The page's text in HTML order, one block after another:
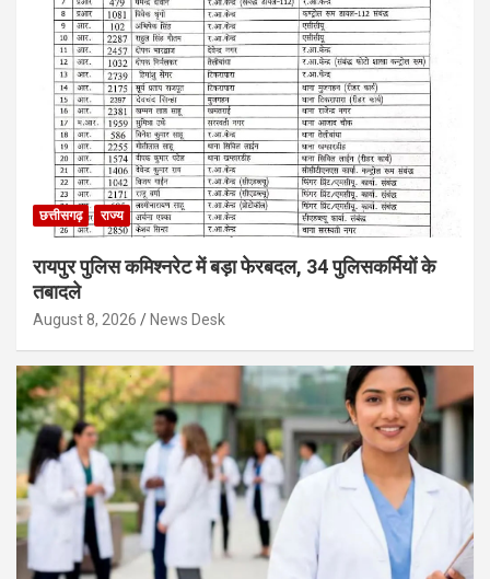
छत्तीसगढ़ राज्य
रायपुर पुलिस कमिश्नरेट में बड़ा फेरबदल, 34 पुलिसकर्मियों के
तबादले
August 8, 2026 News Desk